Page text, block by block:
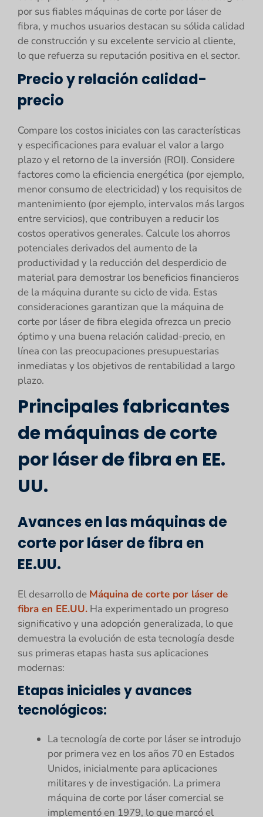
por sus fiables máquinas de corte por láser de
fibra, y muchos usuarios destacan su sólida calidad
de construcción y su excelente servicio al cliente,
lo que refuerza su reputación positiva en el sector.
Precio y relación calidad-
precio
Compare los costos iniciales con las características
y especificaciones para evaluar el valor a largo
plazo y el retorno de la inversión (ROI). Considere
factores como la eficiencia energética (por ejemplo,
menor consumo de electricidad) y los requisitos de
mantenimiento (por ejemplo, intervalos más largos
entre servicios), que contribuyen a reducir los
costos operativos generales. Calcule los ahorros
potenciales derivados del aumento de la
productividad y la reducción del desperdicio de
material para demostrar los beneficios financieros
de la máquina durante su ciclo de vida. Estas
consideraciones garantizan que la máquina de
corte por láser de fibra elegida ofrezca un precio
óptimo y una buena relación calidad-precio, en
línea con las preocupaciones presupuestarias
inmediatas y los objetivos de rentabilidad a largo
plazo.
Principales fabricantes
de máquinas de corte
por láser de fibra en EE.
UU.
Avances en las máquinas de
corte por láser de fibra en
EE.UU.
El desarrollo de Máquina de corte por láser de
fibra en EE.UU. Ha experimentado un progreso
significativo y una adopción generalizada, lo que
demuestra la evolución de esta tecnología desde
sus primeras etapas hasta sus aplicaciones
modernas:
Etapas iniciales y avances
tecnológicos:
La tecnología de corte por láser se introdujo
por primera vez en los años 70 en Estados
Unidos, inicialmente para aplicaciones
militares y de investigación. La primera
máquina de corte por láser comercial se
implementó en 1979, lo que marcó el